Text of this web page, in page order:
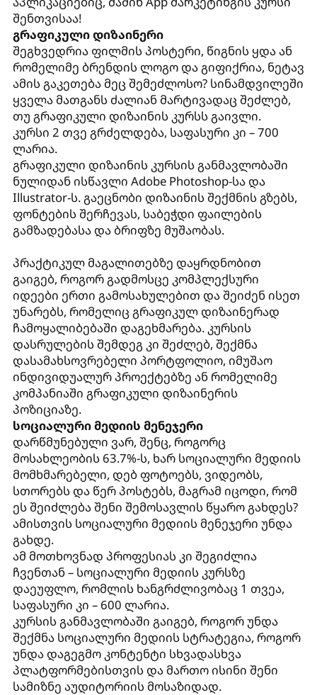
შენთვისაა!
გრაფიკული დიზაინერი
შეგხვედრია ფილმის პოსტერი, წიგნის ყდა ან
რომელიმე ბრენდის ლოგო და გიფიქრია, ნეტავ
ამის გაკეთება მეც შემეძლოსო? სინამდვილეში
ყველა მათგანს ძალიან მარტივადაც შეძლებ,
თუ გრაფიკული დიზაინის კურსს გაივლი.
კურსი 2 თვე გრძელდება, საფასური კი – 700
ლარია.
გრაფიკული დიზაინის კურსის განმავლობაში
ნულიდან ისწავლი Adobe Photoshop-სა და
Illustrator-ს. გაეცნობი დიზაინის შექმნის გზებს,
ფონტების შერჩევას, საბეჭდი ფაილების
გამზადებასა და ბრიფზე მუშაობას.
პრაქტიკულ მაგალითებზე დაყრდნობით
გაიგებ, როგორ გადმოსცე კომპლექსური
იდეები ერთი გამოსახულებით და შეიძენ ისეთ
უნარებს, რომელიც გრაფიკულ დიზაინერად
ჩამოყალიბებაში დაგეხმარება. კურსის
დასრულების შემდეგ კი შეძლებ, შექმნა
დასამახსოვრებელი პორტფოლიო, იმუშაო
ინდივიდუალურ პროექტებზე ან რომელიმე
კომპანიაში გრაფიკული დიზაინერის
პოზიციაზე.
სოციალური მედიის მენეჯერი
დარწმუნებული ვარ, შენც, როგორც
მოსახლეობის 63.7%-ს, ხარ სოციალური მედიის
მომხმარებელი, დებ ფოტოებს, ვიდეობს,
სთორებს და წერ პოსტებს, მაგრამ იცოდი, რომ
ეს შეიძლება შენი შემოსავლის წყარო გახდეს?
ამისთვის სოციალური მედიის მენეჯერი უნდა
გახდე.
ამ მოთხოვნად პროფესიას კი შეგიძლია
ჩვენთან – სოციალური მედიის კურსზე
დაეუფლო, რომლის ხანგრძლივობაც 1 თვეა,
საფასური კი – 600 ლარია.
კურსის განმავლობაში გაიგებ, როგორ უნდა
შექმნა სოციალური მედიის სტრატეგია, როგორ
უნდა დაგეგმო კონტენტი სხვადასხვა
პლატფორმებისთვის და მართო ისინი შენი
სამიზნე აუდიტორიის მოსაზიდად.